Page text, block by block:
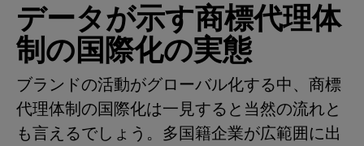
データが示す商標代理体
制の国際化の実態
ブランドの活動がグローバル化する中、商標
代理体制の国際化は一見すると当然の流れと
も言えるでしょう。多国籍企業が広範囲に出